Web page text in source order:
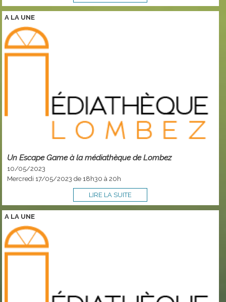
A LA UNE
Un Escape Game à la médiathèque de Lombez
10/05/2023
Mercredi 17/05/2023 de 18h30 à 20h
LIRE LA SUITE
A LA UNE